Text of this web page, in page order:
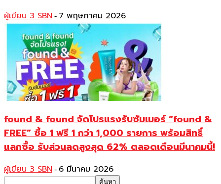
ผู้เขียน 3 SBN - 7 พฤษภาคม 2026
found & found จัดโปรแรงรับซัมเมอร์ “found &
FREE” ซื้อ 1 ฟรี 1 กว่า 1,000 รายการ พร้อมสิทธิ์
แลกซื้อ รับส่วนลดสูงสุด 62% ตลอดเดือนมีนาคมนี้!
ผู้เขียน 3 SBN - 6 มีนาคม 2026